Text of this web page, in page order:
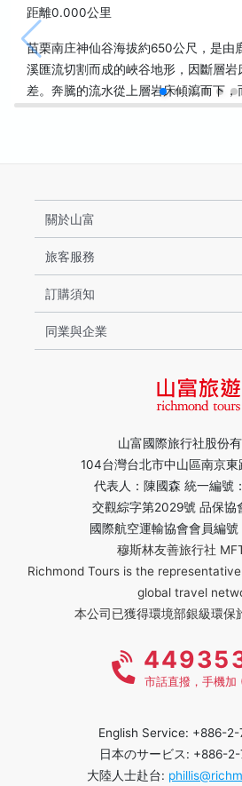
距離0.000公里
苗栗南庄神仙谷海拔約650公尺，是由
溪匯流切割而成的峽谷地形，因斷層
差。奔騰的流水從上層岩床傾瀉而下
山富國際旅行社股份
104台灣台北市中山區南京
代表人：陳國森 統一編號
交觀綜字第2029號 品保
國際航空運輸協會會員編
穆斯林友善旅行社
Richmond Tours is the
global travel
本公司已獲得環境部銀級環保
關於山富
旅客服務
訂購須知
同業與企業
市話直撥，手機加
English Service: +886-
日本のサービス: +886-
大陸人士赴台: